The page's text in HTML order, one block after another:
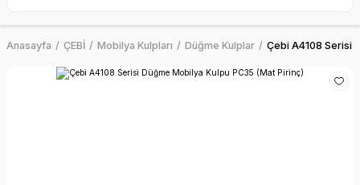
Anasayfa ÇEBİ Mobilya Kulpları Düğme Kulplar Çebi A4108 Serisi